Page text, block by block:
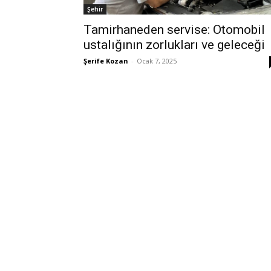
Şehir
Tamirhaneden servise: Otomobil
ustalığının zorlukları ve geleceği
Şerife Kozan - Ocak 7, 2025